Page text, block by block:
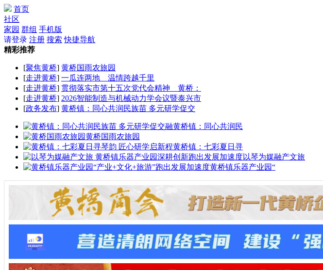
首页
社区
家园 群组 手机版
请登录 注册 搜索 快捷导航
精彩推荐
[聚焦黄桥] 黄桥国雨农旅园
[走进黄桥] 一瓜连两地 温情跨越千里
[走进黄桥] 贯彻落实市第十五次党代会精神 黄桥：
[走进黄桥] 2026智能制造与机械动力学会议暨泰兴市
[政务发布] 黄桥镇：同心共润民族苗 多元研学促交
黄桥镇：同心共润民
黄桥国雨农旅园
黄桥镇：七彩夏日寻
以琴为媒融产文旅
黄桥镇乐器产业园“